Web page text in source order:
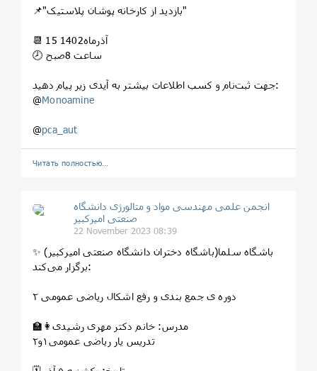
📌"بازدید از کارخانه پوشان پلاستیک"
📆 15 آذرماه1402
🕗 ساعت 8صبح
‌جهت ثبت‌نام و کسب اطلاعات بیشتر به آیدی زیر پیام دهید:
@Monoamine
@pca_aut
Читать полностью…
انجمن علمی مهندسی مواد و متالورژی دانشگاه
صنعتی امیرکبیر
22 November 2023 08:39
✨ باشگاه سلما(باشگاه دختران دانشگاه صنعتی امیرکبیر)
برگزار می‌کند:
دوره ی جمع بندی و رفع اشکال ریاضی عمومی ۲
👩‍🏫مدرس: خانم دکتر مهری رشیدی
تدریس یار ریاضی عمومی۱و۲